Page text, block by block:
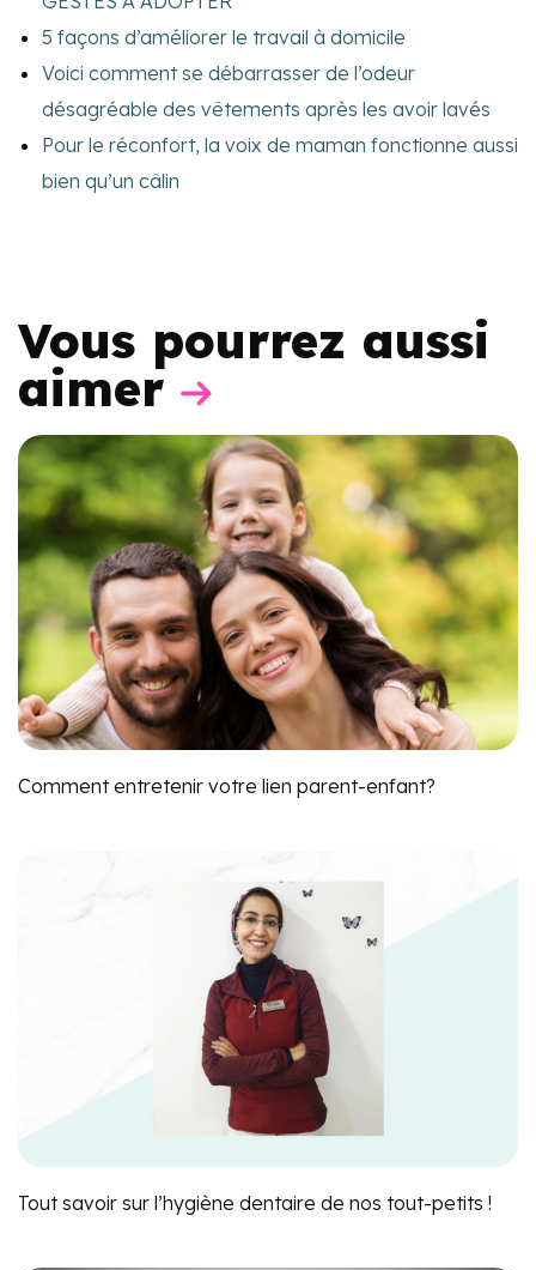
5 façons d’améliorer le travail à domicile
Voici comment se débarrasser de l’odeur
désagréable des vêtements après les avoir lavés
Pour le réconfort, la voix de maman fonctionne aussi
bien qu’un câlin
Vous pourrez aussi
aimer
Comment entretenir votre lien parent-enfant?
Tout savoir sur l’hygiène dentaire de nos tout-petits !